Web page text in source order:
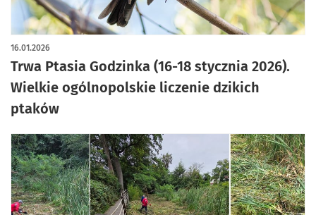
Trwa Ptasia Godzinka (16-18 stycznia 2026).
Wielkie ogólnopolskie liczenie dzikich
ptaków
16.01.2026